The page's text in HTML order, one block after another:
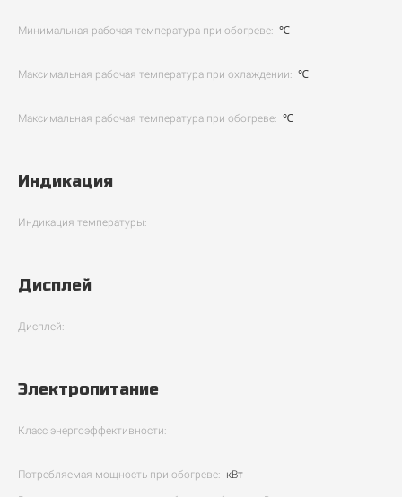
Минимальная рабочая температура при обогреве: ℃
Максимальная рабочая температура при охлаждении: ℃
Максимальная рабочая температура при обогреве: ℃
Индикация
Индикация температуры:
Дисплей
Дисплей:
Электропитание
Класс энергоэффективности:
Потребляемая мощность при обогреве: кВт